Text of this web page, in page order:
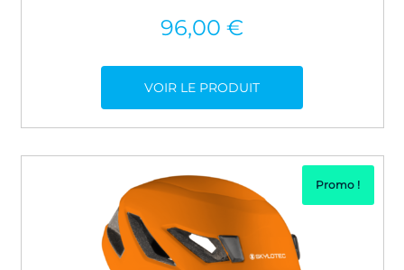
96,00 €
VOIR LE PRODUIT
Promo !